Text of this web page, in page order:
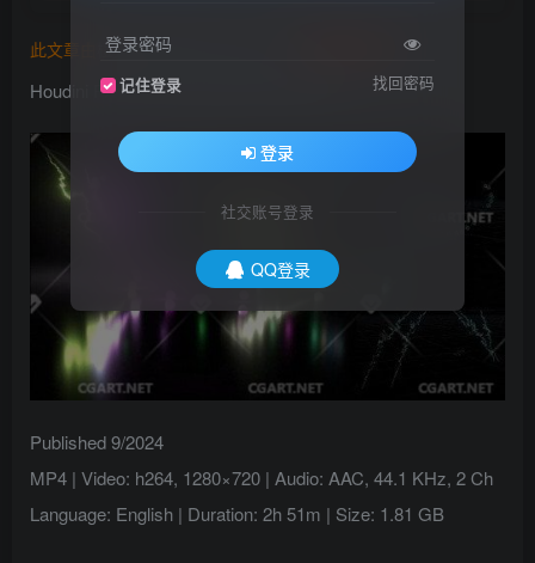
此文章由 橙光艺术网(www.cgart.net)
Houdini FX : Vellum and Energy Effects
Published 9/2024
MP4 | Video: h264, 1280×720 | Audio: AAC, 44.1 KHz, 2 Ch
Language: English | Duration: 2h 51m | Size: 1.81 GB
登录密码
记住登录 找回密码
登录
社交账号登录
QQ登录